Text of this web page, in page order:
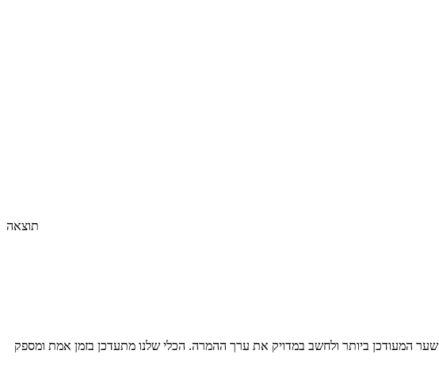
תוצאה
המעודכן ביותר ולחשב במדויק את ערך ההמרה. הכלי שלנו מתעדכן בזמן אמת ומספק